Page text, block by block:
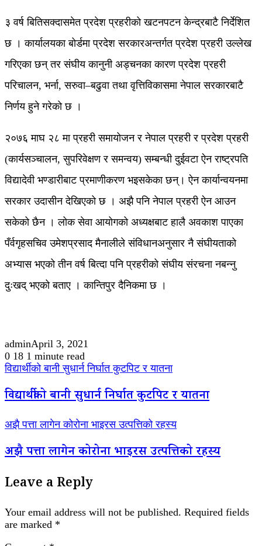
३ वर्ष बितिसक्दासमेत प्रदेश प्रहरीको खटनपटन केन्द्रबाटै निर्देशित
छ । कार्यालयका बोर्डमा प्रदेश सरकारअन्तर्गत प्रदेश प्रहरी उल्लेख
गरिएका छन् तर संघीय कानुनी अड्चनका कारण प्रदेश प्रहरी
परिचालन, भर्ना, सरुवा–बढुवा तथा वृत्तिविकासमा नेपाल सरकारबाटै
निर्णय हुने गरेको छ ।
२०७६ माघ २८ मा प्रहरी समायोजन र नेपाल प्रहरी र प्रदेश प्रहरी
(कार्यसञ्चालन, सुपरिवेक्षण र समन्वय) सम्बन्धी दुईवटा ऐन राष्ट्रपति
विद्यादेवी भण्डारीबाट प्रमाणीकरण भइसकेका छन्। ऐन कार्यान्वयनमा
सरकार उदासीन देखिएको छ । अझै पनि नेपाल प्रहरी ऐन आउन
सकेको छैन । लोक सेवा आयोगको अध्यक्षबाट हालै अवकाश पाएका
पँर्वगृहसचिव उमेशप्रसाद मैनालीले संविधानअनुसार नै संघीयताको
अभ्यास भएको तीन वर्ष बित्दा पनि प्रहरीको संघीय संरचना नबन्नु
दुःखद् भएको बताए । कान्तिपुर दैनिकमा छ ।
adminApril 3, 2021
0 18 1 minute read
विद्यार्थीको बानी सुधार्न निर्घात कुटपिट र यातना
विद्यार्थीको बानी सुधार्न निर्घात कुटपिट र यातना
अझै पत्ता लागेन कोरोना भाइरस उत्पत्तिको रहस्य
अझै पत्ता लागेन कोरोना भाइरस उत्पत्तिको रहस्य
Leave a Reply
Your email address will not be published. Required fields
are marked *